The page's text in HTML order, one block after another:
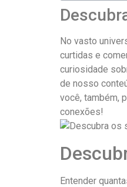
No vasto
curtidas e
curiosidade
de nosso
você, também,
conexões!
Entender